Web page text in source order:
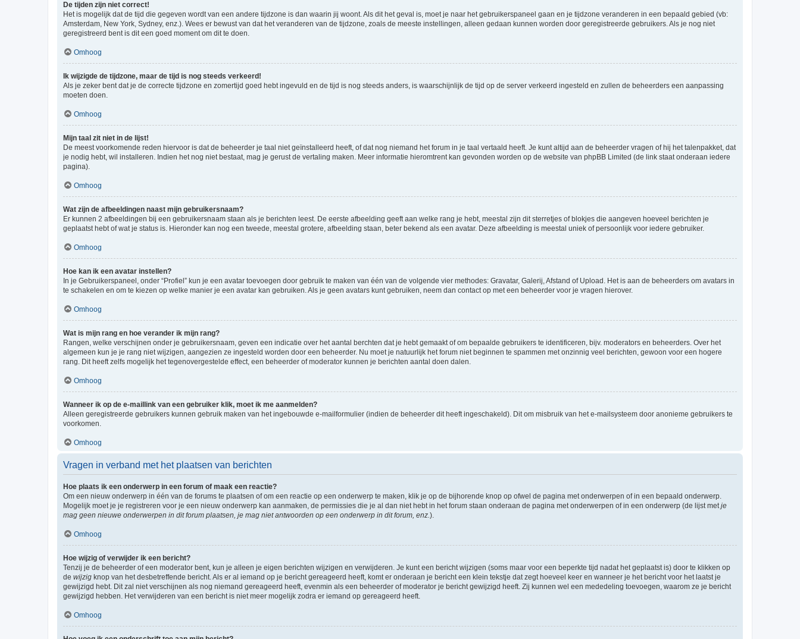
De tijden zijn niet correct!
Het is mogelijk dat de tijd die gegeven wordt van een andere tijdzone is dan waarin jij woont. Als dit het geval is, moet je naar het gebruikerspaneel gaan en je tijdzone veranderen in een bepaald gebied (vb:
Amsterdam, New York, Sydney, enz.). Wees er bewust van dat het veranderen van de tijdzone, zoals de meeste instellingen, alleen gedaan kunnen worden door geregistreerde gebruikers. Als je nog niet
geregistreerd bent is dit een goed moment om dit te doen.
Omhoog
Ik wijzigde de tijdzone, maar de tijd is nog steeds verkeerd!
Als je zeker bent dat je de correcte tijdzone en zomertijd goed hebt ingevuld en de tijd is nog steeds anders, is waarschijnlijk de tijd op de server verkeerd ingesteld en zullen de beheerders een aanpassing
moeten doen.
Omhoog
Mijn taal zit niet in de lijst!
De meest voorkomende reden hiervoor is dat de beheerder je taal niet geïnstalleerd heeft, of dat nog niemand het forum in je taal vertaald heeft. Je kunt altijd aan de beheerder vragen of hij het talenpakket, dat
je nodig hebt, wil installeren. Indien het nog niet bestaat, mag je gerust de vertaling maken. Meer informatie hieromtrent kan gevonden worden op de website van phpBB Limited (de link staat onderaan iedere
pagina).
Omhoog
Wat zijn de afbeeldingen naast mijn gebruikersnaam?
Er kunnen 2 afbeeldingen bij een gebruikersnaam staan als je berichten leest. De eerste afbeelding geeft aan welke rang je hebt, meestal zijn dit sterretjes of blokjes die aangeven hoeveel berichten je
geplaatst hebt of wat je status is. Hieronder kan nog een tweede, meestal grotere, afbeelding staan, beter bekend als een avatar. Deze afbeelding is meestal uniek of persoonlijk voor iedere gebruiker.
Omhoog
Hoe kan ik een avatar instellen?
In je Gebruikerspaneel, onder “Profiel” kun je een avatar toevoegen door gebruik te maken van één van de volgende vier methodes: Gravatar, Galerij, Afstand of Upload. Het is aan de beheerders om avatars in
te schakelen en om te kiezen op welke manier je een avatar kan gebruiken. Als je geen avatars kunt gebruiken, neem dan contact op met een beheerder voor je vragen hierover.
Omhoog
Wat is mijn rang en hoe verander ik mijn rang?
Rangen, welke verschijnen onder je gebruikersnaam, geven een indicatie over het aantal berchten dat je hebt gemaakt of om bepaalde gebruikers te identificeren, bijv. moderators en beheerders. Over het
algemeen kun je je rang niet wijzigen, aangezien ze ingesteld worden door een beheerder. Nu moet je natuurlijk het forum niet beginnen te spammen met onzinnig veel berichten, gewoon voor een hogere
rang. Dit heeft zelfs mogelijk het tegenovergestelde effect, een beheerder of moderator kunnen je berichten aantal doen dalen.
Omhoog
Wanneer ik op de e-maillink van een gebruiker klik, moet ik me aanmelden?
Alleen geregistreerde gebruikers kunnen gebruik maken van het ingebouwde e-mailformulier (indien de beheerder dit heeft ingeschakeld). Dit om misbruik van het e-mailsysteem door anonieme gebruikers te
voorkomen.
Omhoog
Vragen in verband met het plaatsen van berichten
Hoe plaats ik een onderwerp in een forum of maak een reactie?
Om een nieuw onderwerp in één van de forums te plaatsen of om een reactie op een onderwerp te maken, klik je op de bijhorende knop op ofwel de pagina met onderwerpen of in een bepaald onderwerp.
Mogelijk moet je je registreren voor je een nieuw onderwerp kan aanmaken, de permissies die je al dan niet hebt in het forum staan onderaan de pagina met onderwerpen of in een onderwerp (de lijst metje
mag geen nieuwe onderwerpen in dit forum plaatsen, je mag niet antwoorden op een onderwerp in dit forum, enz.).
Omhoog
Hoe wijzig of verwijder ik een bericht?
Tenzij je de beheerder of een moderator bent, kun je alleen je eigen berichten wijzigen en verwijderen. Je kunt een bericht wijzigen (soms maar voor een beperkte tijd nadat het geplaatst is) door te klikken op
de wijzig knop van het desbetreffende bericht. Als er al iemand op je bericht gereageerd heeft, komt er onderaan je bericht een klein tekstje dat zegt hoeveel keer en wanneer je het bericht voor het laatst je
gewijzigd hebt. Dit zal niet verschijnen als nog niemand gereageerd heeft, evenmin als een beheerder of moderator je bericht gewijzigd heeft. Zij kunnen wel een mededeling toevoegen, waarom ze je bericht
gewijzigd hebben. Het verwijderen van een bericht is niet meer mogelijk zodra er iemand op gereageerd heeft.
Omhoog